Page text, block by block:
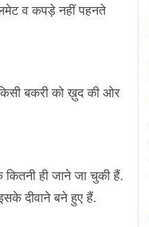
व कपड़े नहीं पहनते
बकरी को ख़ुद की ओर
ही जाने जा चुकी हैं.
दीवाने बने हुए हैं.